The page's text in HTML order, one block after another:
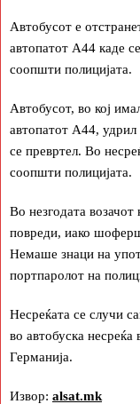
Автобусот е
автопатот А44 каде
соопшти полицијата.
Автобусот, во кој
автопатот А44,
се превртел. Во
соопшти полицијата.
Во незгодата
повреди, иако
Немаше знаци на
портпаролот на
Несреќата се случи
во автобуска несреќа
Германија.
Извор: alsat.mk